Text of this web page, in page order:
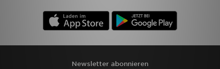
Newsletter abonnieren